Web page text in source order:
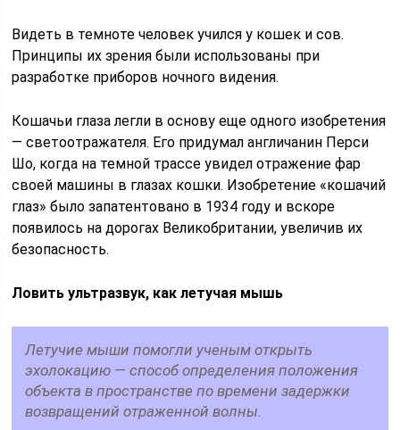
Видеть в темноте человек учился у кошек и сов.
Принципы их зрения были использованы при
разработке приборов ночного видения.
Кошачьи глаза легли в основу еще одного изобретения
— светоотражателя. Его придумал англичанин Перси
Шо, когда на темной трассе увидел отражение фар
своей машины в глазах кошки. Изобретение «кошачий
глаз» было запатентовано в 1934 году и вскоре
появилось на дорогах Великобритании, увеличив их
безопасность.
Ловить ультразвук, как летучая мышь
Летучие мыши помогли ученым открыть
эхолокацию — способ определения положения
объекта в пространстве по времени задержки
возвращений отраженной волны.